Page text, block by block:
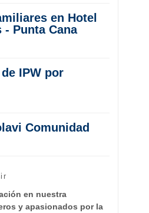
en Hotel
- Punta Cana
IPW por
Comunidad
en nuestra
y apasionados por la